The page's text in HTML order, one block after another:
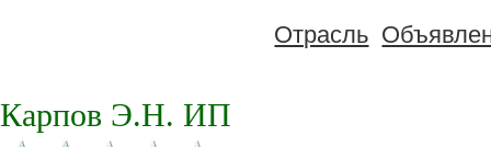
Отрасль
Карпов Э.Н. ИП